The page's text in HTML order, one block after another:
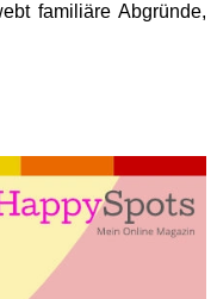
familiäre Abgründe,